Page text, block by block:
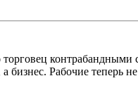
бизнес. Рабочие